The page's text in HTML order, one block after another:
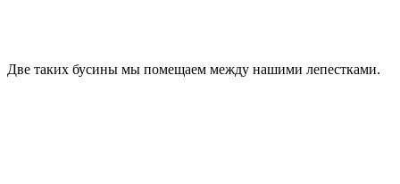
Две таких бусины мы помещаем между нашими лепестками.